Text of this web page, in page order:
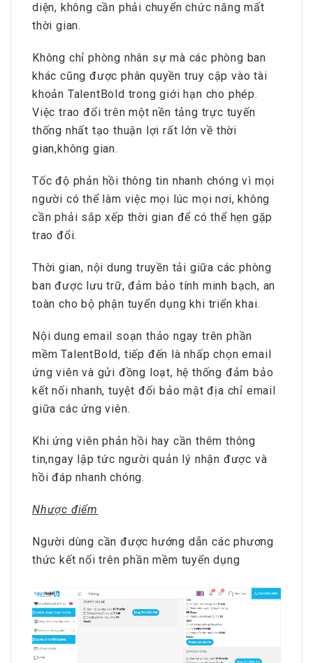
diện, không cần phải chuyển chức năng mất
thời gian.
Không chỉ phòng nhân sự mà các phòng ban
khác cũng được phân quyền truy cập vào tài
khoản TalentBold trong giới hạn cho phép.
Việc trao đổi trên một nền tảng trực tuyến
thống nhất tạo thuận lợi rất lớn về thời
gian,không gian.
Tốc độ phản hồi thông tin nhanh chóng vì mọi
người có thể làm việc mọi lúc mọi nơi, không
cần phải sắp xếp thời gian để có thể hẹn gặp
trao đổi.
Thời gian, nội dung truyền tải giữa các phòng
ban được lưu trữ, đảm bảo tính minh bạch, an
toàn cho bộ phận tuyển dụng khi triển khai.
Nội dung email soạn thảo ngay trên phần
mềm TalentBold, tiếp đến là nhấp chọn email
ứng viên và gửi đồng loạt, hệ thống đảm bảo
kết nối nhanh, tuyệt đối bảo mật địa chỉ email
giữa các ứng viên.
Khi ứng viên phản hồi hay cần thêm thông
tin,ngay lập tức người quản lý nhận được và
hồi đáp nhanh chóng.
Nhược điểm
Người dùng cần được hướng dẫn các phương
thức kết nối trên phần mềm tuyển dụng